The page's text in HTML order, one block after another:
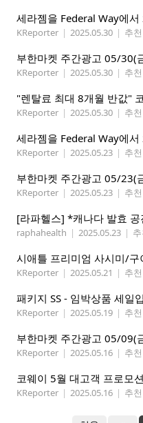
세라젬을 Federal Way에
KReporter | 2025.05.30 | 추
부한마켓 주간광고 05/30(
KReporter | 2025.05.30 | 추
"렌탈료 최대 8개월 반값"
KReporter | 2025.05.30 | 추
세라젬을 Federal Way에
KReporter | 2025.05.23 | 추
부한마켓 주간광고 05/23(
KReporter | 2025.05.23 | 추
raphahealth | 2025.05.23 |
KReporter | 2025.05.21 | 추
KReporter | 2025.05.19 | 추
부한마켓 주간광고 05/09(
KReporter | 2025.05.16 | 추
코웨이 5월 대고객 프로모
KReporter | 2025.05.16 | 추